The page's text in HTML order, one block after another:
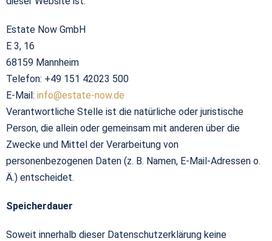
Estate Now GmbH
E 3, 16
68159 Mannheim
Telefon: +49 151 42023 500
E-Mail: info@estate-now.de
Verantwortliche Stelle ist die natürliche oder juristische
Person, die allein oder gemeinsam mit anderen über die
Zwecke und Mittel der Verarbeitung von
personenbezogenen Daten (z. B. Namen, E-Mail-Adressen o.
Ä.) entscheidet.
Speicherdauer
Soweit innerhalb dieser Datenschutzerklärung keine